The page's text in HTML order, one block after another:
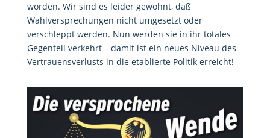
worden. Wir sind es leider gewöhnt, daß
Wahlversprechungen nicht umgesetzt oder
verschleppt werden. Nun werden sie in ihr totales
Gegenteil verkehrt – damit ist ein neues Niveau des
Vertrauensverlusts in die etablierte Politik erreicht!